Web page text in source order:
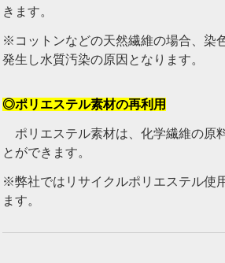
きます。
※コットンなどの天然繊維の場合、染
発生し水質汚染の原因となります。
◎ポリエステル素材の再利用
ポリエステル素材は、化学繊維の原
とができます。
※弊社ではリサイクルポリエステル使
ます。